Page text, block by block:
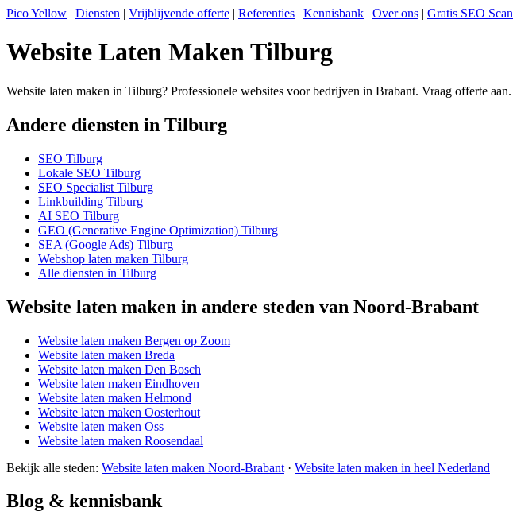
Pico Yellow | Diensten | Vrijblijvende offerte | Referenties | Kennisbank | Over ons | Gratis SEO Scan
Website Laten Maken Tilburg
Website laten maken in Tilburg? Professionele websites voor bedrijven in Brabant. Vraag offerte aan.
Andere diensten in Tilburg
SEO Tilburg
Lokale SEO Tilburg
SEO Specialist Tilburg
Linkbuilding Tilburg
AI SEO Tilburg
GEO (Generative Engine Optimization) Tilburg
SEA (Google Ads) Tilburg
Webshop laten maken Tilburg
Alle diensten in Tilburg
Website laten maken in andere steden van Noord-Brabant
Website laten maken Bergen op Zoom
Website laten maken Breda
Website laten maken Den Bosch
Website laten maken Eindhoven
Website laten maken Helmond
Website laten maken Oosterhout
Website laten maken Oss
Website laten maken Roosendaal
Bekijk alle steden: Website laten maken Noord-Brabant · Website laten maken in heel Nederland
Blog & kennisbank